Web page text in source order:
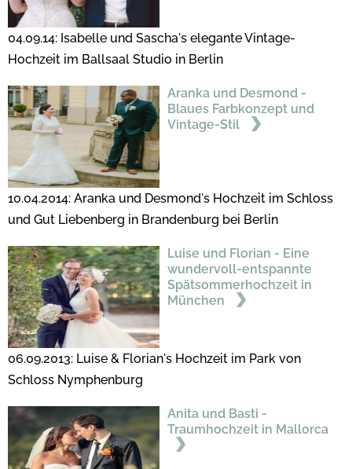
04.09.14: Isabelle und Sascha's elegante Vintage-
Hochzeit im Ballsaal Studio in Berlin
Aranka und Desmond -
Blaues Farbkonzept und
Vintage-Stil
10.04.2014: Aranka und Desmond's Hochzeit im Schloss
und Gut Liebenberg in Brandenburg bei Berlin
Luise und Florian - Eine
wundervoll-entspannte
Spätsommerhochzeit in
München
06.09.2013: Luise & Florian's Hochzeit im Park von
Schloss Nymphenburg
Anita und Basti -
Traumhochzeit in Mallorca